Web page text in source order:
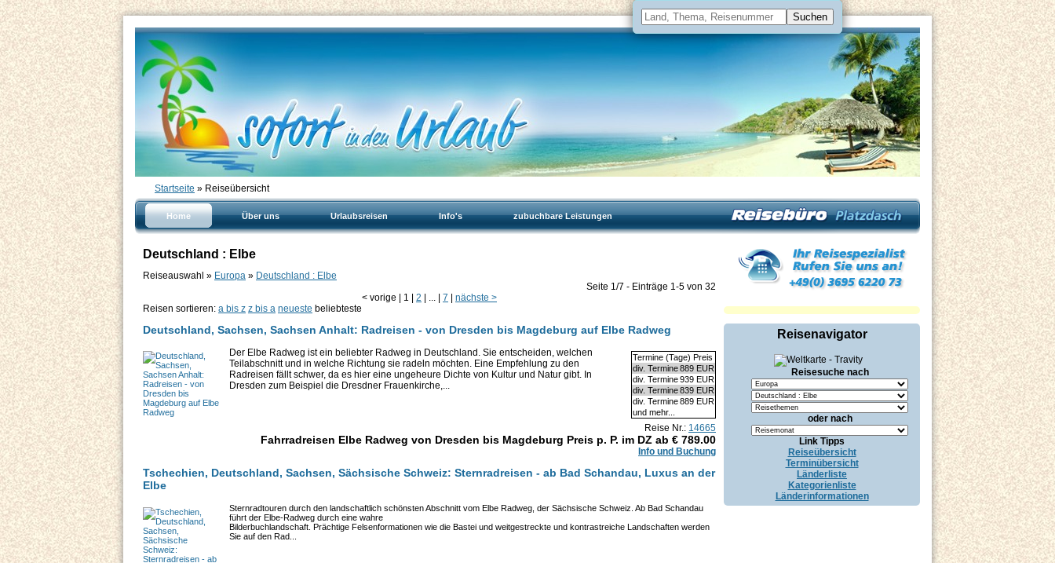
Startseite » Reiseübersicht
Home Über uns Urlaubsreisen Info's zubuchbare Leistungen
Deutschland : Elbe
Reiseauswahl » Europa » Deutschland : Elbe
Seite 1/7 - Einträge 1-5 von 32
< vorige | 1 | 2 | | 7 | nächste >
Reisen sortieren: a bis z z bis a neueste beliebteste
Deutschland, Sachsen, Sachsen Anhalt: Radreisen - von Dresden bis Magdeburg auf Elbe Radweg
Termine (Tage) Preis
div. Termine889 EUR
div. Termine939 EUR
div. Termine839 EUR
div. Termine889 EUR
und mehr...
Der Elbe Radweg ist ein beliebter Radweg in Deutschland. Sie entscheiden, welchen
Teilabschnitt und in welche Richtung sie radeln möchten. Eine Empfehlung zu den
Radreisen fällt schwer, da es hier eine ungeheure Dichte von Kultur und Natur gibt. In
Dresden zum Beispiel die Dresdner Frauenkirche,...
Reise Nr.: 14665
Fahrradreisen Elbe Radweg von Dresden bis Magdeburg Preis p. P. im DZ ab € 789.00
Info und Buchung
Tschechien, Deutschland, Sachsen, Sächsische Schweiz: Sternradreisen - ab Bad Schandau, Luxus an der
Elbe
Sternradtouren durch den landschaftlich schönsten Abschnitt vom Elbe Radweg, der Sächsische Schweiz. Ab Bad Schandau
führt der Elbe-Radweg durch eine wahre
Bilderbuchlandschaft. Prächtige Felsenformationen wie die Bastei und weitgestreckte und kontrastreiche Landschaften werden
Sie auf den Rad...
Reisenavigator
Reisesuche nach
oder nach
Link Tipps
Reiseübersicht
Terminübersicht
Länderliste
Kategorienliste
Länderinformationen